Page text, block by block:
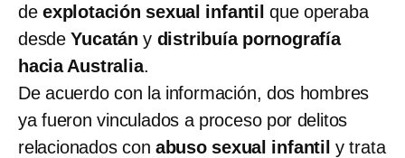
de explotación sexual infantil que operaba
desdeYucatány distribuía pornografía
hacia Australia.
De acuerdo con la información, dos hombres
ya fueron vinculados a proceso por delitos
relacionados con abuso sexual infantil y trata